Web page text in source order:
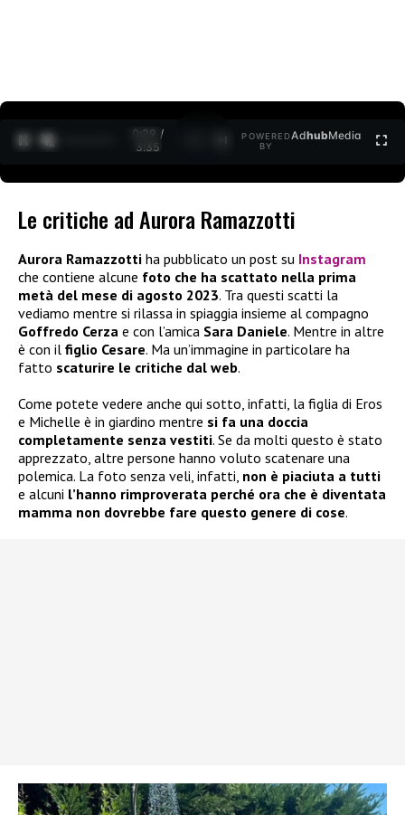
0:30 /
3:35
POWERED
BY
AdhubMedia
Le critiche ad Aurora Ramazzotti
Aurora Ramazzotti ha pubblicato un post su Instagram
che contiene alcune foto che ha scattato nella prima
metà del mese di agosto 2023. Tra questi scatti la
vediamo mentre si rilassa in spiaggia insieme al compagno
Goffredo Cerza e con l’amica Sara Daniele. Mentre in altre
è con il figlio Cesare. Ma un’immagine in particolare ha
fatto scaturire le critiche dal web.
Come potete vedere anche qui sotto, infatti, la figlia di Eros
e Michelle è in giardino mentre si fa una doccia
completamente senza vestiti. Se da molti questo è stato
apprezzato, altre persone hanno voluto scatenare una
polemica. La foto senza veli, infatti, non è piaciuta a tutti
e alcuni l’hanno rimproverata perché ora che è diventata
mamma non dovrebbe fare questo genere di cose.